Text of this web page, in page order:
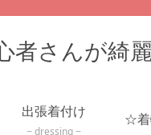
者さんが綺
出張着付け
dressing